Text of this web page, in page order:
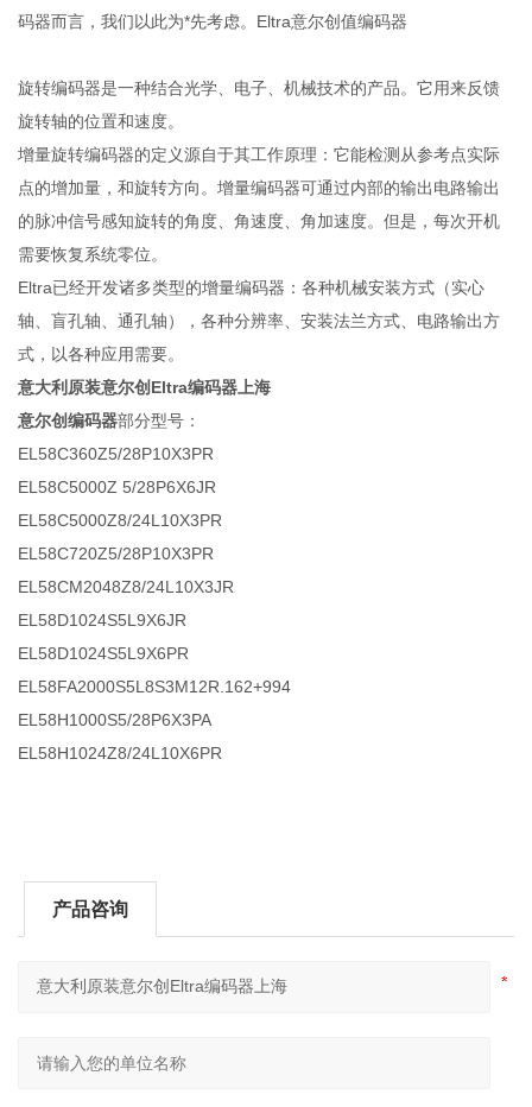
码器而言，我们以此为*先考虑。Eltra意尔创值编码器
旋转编码器是一种结合光学、电子、机械技术的产品。它用来反馈
旋转轴的位置和速度。
增量旋转编码器的定义源自于其工作原理：它能检测从参考点实际
点的增加量，和旋转方向。增量编码器可通过内部的输出电路输出
的脉冲信号感知旋转的角度、角速度、角加速度。但是，每次开机
需要恢复系统零位。
Eltra已经开发诸多类型的增量编码器：各种机械安装方式（实心
轴、盲孔轴、通孔轴），各种分辨率、安装法兰方式、电路输出方
式，以各种应用需要。
意大利原装意尔创Eltra编码器上海
意尔创编码器部分型号：
EL58C360Z5/28P10X3PR
EL58C5000Z 5/28P6X6JR
EL58C5000Z8/24L10X3PR
EL58C720Z5/28P10X3PR
EL58CM2048Z8/24L10X3JR
EL58D1024S5L9X6JR
EL58D1024S5L9X6PR
EL58FA2000S5L8S3M12R.162+994
EL58H1000S5/28P6X3PA
EL58H1024Z8/24L10X6PR
产品咨询